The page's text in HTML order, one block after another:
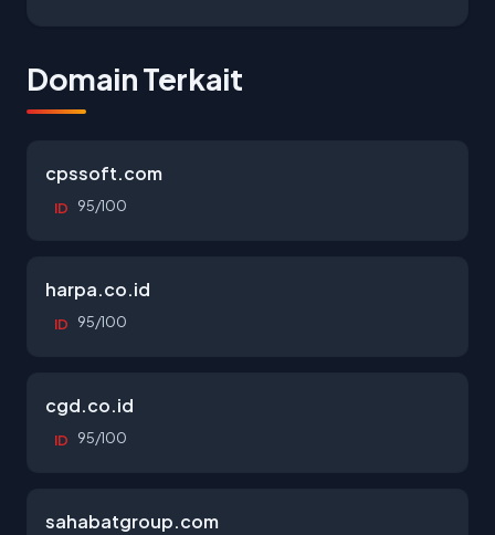
Domain Terkait
cpssoft.com
ID 95/100
harpa.co.id
ID 95/100
cgd.co.id
ID 95/100
sahabatgroup.com